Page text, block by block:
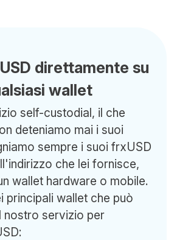
direttamente su
wallet
self-custodial, il che
deteniamo mai i suoi
sempre i suoi frxUSD
che lei fornisce,
wallet hardware o mobile.
principali wallet che può
nostro servizio per